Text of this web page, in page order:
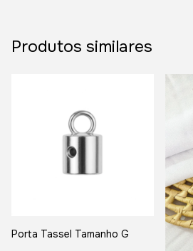
Produtos similares
Porta Tassel Tamanho G